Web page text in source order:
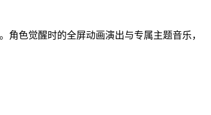
色觉醒时的全屏动画演出与专属主题音乐，